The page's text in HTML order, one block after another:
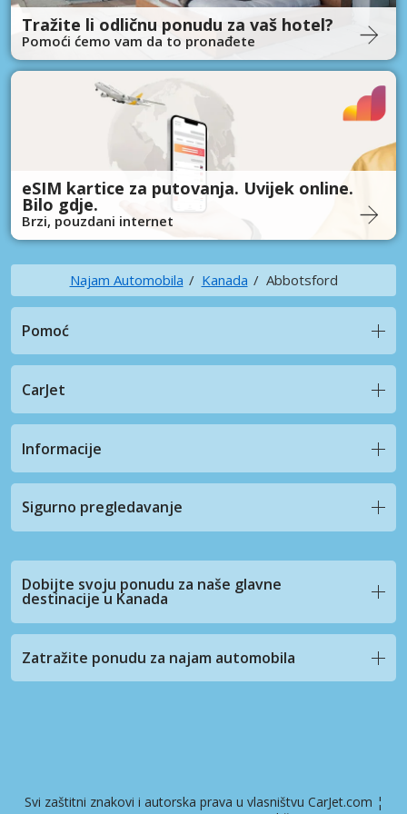
Tražite li odličnu ponudu za vaš hotel?
Pomoći ćemo vam da to pronađete
eSIM kartice za putovanja. Uvijek online.
Bilo gdje.
Brzi, pouzdani internet
Najam Automobila Kanada Abbotsford
Pomoć
CarJet
Informacije
Sigurno pregledavanje
Dobijte svoju ponudu za naše glavne
destinacije u Kanada
Zatražite ponudu za najam automobila
Svi zaštitni znakovi i autorska prava u vlasništvu CarJet.com ¦